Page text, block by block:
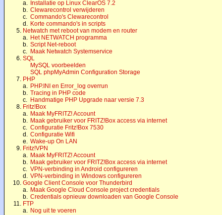
a. Installatie op Linux ClearOS 7.2
b. Clewarecontrol verwijderen
c. Commando's Clewarecontrol
d. Korte commando's in scripts
5. Netwatch met reboot van modem en router
a. Het NETWATCH programma
b. Script Net-reboot
c. Maak Netwatch Systemservice
6. SQL
MySQL voorbeelden
SQL phpMyAdmin Configuration Storage
7. PHP
a. PHP.INI en Error_log overrun
b. Tracing in PHP code
c. Handmatige PHP Upgrade naar versie 7.3
8. Fritz!Box
a. Maak MyFRITZ! Account
b. Maak gebruiker voor FRITZ!Box access via internet
c. Configuratie Fritz!Box 7530
d. Configuratie Wifi
e. Wake-up On LAN
9. Fritz!VPN
a. Maak MyFRITZ! Account
b. Maak gebruiker voor FRITZ!Box access via internet
c. VPN-verbinding in Android configureren
d. VPN-verbinding in Windows configureren
10. Google Client Console voor Thunderbird
a. Maak Google Cloud Console project credentials
b. Credentials opnieuw downloaden van Google Console
11. FTP
a. Nog uit te voeren